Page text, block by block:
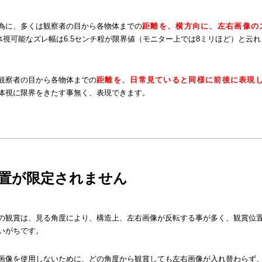
に、多くは観察者の目から各物体までの距離を、横方向に、左右画像
視可能なズレ幅は6.5センチ程が限界値（モニター上では8ミリほど）と云
察者の目から各物体までの距離を、日常見ていると同様に前後に表現
視に限界をきたす事無く、表現できます。
が限定されません
観賞は、見る角度により、構造上、左右画像が反転する事が多く、観賞位
がちです。
像を使用しないために、どの角度から観賞しても左右画像が入れ替わらず